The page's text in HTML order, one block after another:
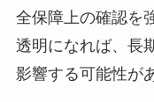
全保障上の確認を
透明になれば、長
影響する可能性が